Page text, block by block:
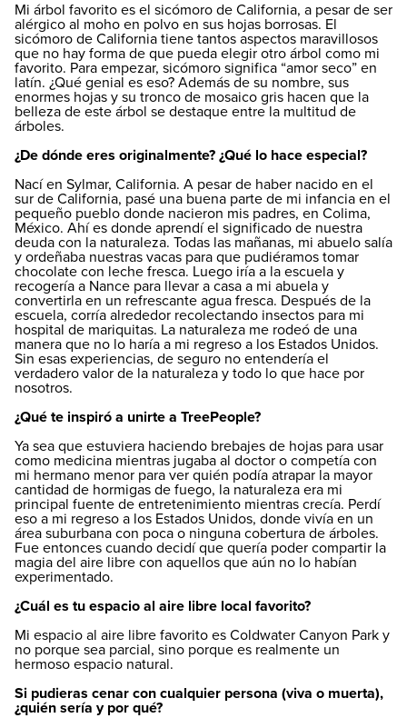
Mi árbol favorito es el sicómoro de California, a pesar de ser
alérgico al moho en polvo en sus hojas borrosas. El
sicómoro de California tiene tantos aspectos maravillosos
que no hay forma de que pueda elegir otro árbol como mi
favorito. Para empezar, sicómoro significa “amor seco” en
latín. ¿Qué genial es eso? Además de su nombre, sus
enormes hojas y su tronco de mosaico gris hacen que la
belleza de este árbol se destaque entre la multitud de
árboles.
¿De dónde eres originalmente? ¿Qué lo hace especial?
Nací en Sylmar, California. A pesar de haber nacido en el
sur de California, pasé una buena parte de mi infancia en el
pequeño pueblo donde nacieron mis padres, en Colima,
México. Ahí es donde aprendí el significado de nuestra
deuda con la naturaleza. Todas las mañanas, mi abuelo salía
y ordeñaba nuestras vacas para que pudiéramos tomar
chocolate con leche fresca. Luego iría a la escuela y
recogería a Nance para llevar a casa a mi abuela y
convertirla en un refrescante agua fresca. Después de la
escuela, corría alrededor recolectando insectos para mi
hospital de mariquitas. La naturaleza me rodeó de una
manera que no lo haría a mi regreso a los Estados Unidos.
Sin esas experiencias, de seguro no entendería el
verdadero valor de la naturaleza y todo lo que hace por
nosotros.
¿Qué te inspiró a unirte a TreePeople?
Ya sea que estuviera haciendo brebajes de hojas para usar
como medicina mientras jugaba al doctor o competía con
mi hermano menor para ver quién podía atrapar la mayor
cantidad de hormigas de fuego, la naturaleza era mi
principal fuente de entretenimiento mientras crecía. Perdí
eso a mi regreso a los Estados Unidos, donde vivía en un
área suburbana con poca o ninguna cobertura de árboles.
Fue entonces cuando decidí que quería poder compartir la
magia del aire libre con aquellos que aún no lo habían
experimentado.
¿Cuál es tu espacio al aire libre local favorito?
Mi espacio al aire libre favorito es Coldwater Canyon Park y
no porque sea parcial, sino porque es realmente un
hermoso espacio natural.
Si pudieras cenar con cualquier persona (viva o muerta),
¿quién sería y por qué?